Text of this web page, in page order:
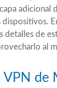
adicional
dispositivos.
detalles de
al
VPN de